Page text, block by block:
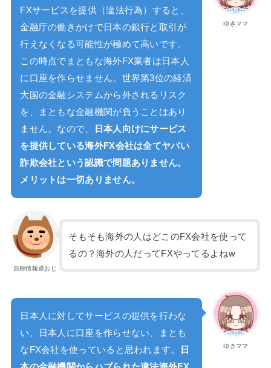
ゆきママ
FXサービスを提供（違法行為）すると、
金融庁の働きかけで日本の銀行と取引が
行えなくなる可能性が極めて高いです。
この時点でまともな海外FX業者は日本人
に口座を作らせません。世界第3位の経済
大国の金融システムから外されるリスク
を、まともな金融機関が負うことはあり
ません。なので、
日本人向けにサービス
を提供している海外FX会社は全てヤバい
詐欺会社という認識で問題ありません。
メリットは一切ありません。
自称情報通おじ
そもそも海外の人はどこのFX会社を使って
るの？海外の人だってFXやってるよねw
ゆきママ
日本人に対してサービスの提供を行わな
い、日本人に口座を作らせない、まとも
なFX会社を使っていると思われます。
日